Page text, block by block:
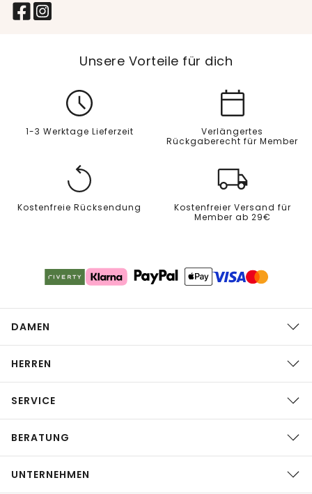
Unsere Vorteile für dich
1-3 Werktage Lieferzeit
Verlängertes
Rückgaberecht für Member
Kostenfreie Rücksendung
Kostenfreier Versand für
Member ab 29€
DAMEN
HERREN
SERVICE
BERATUNG
UNTERNEHMEN